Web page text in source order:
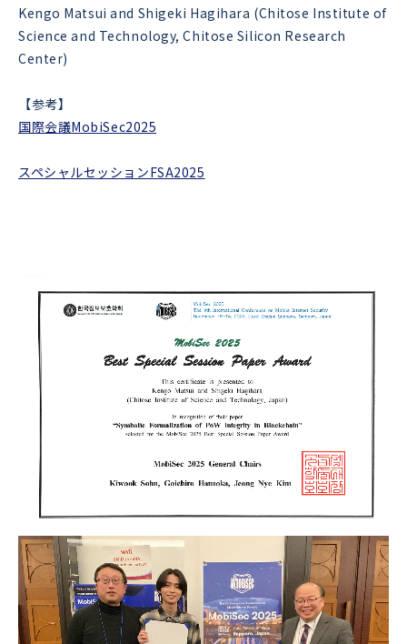
Kengo Matsui and Shigeki Hagihara (Chitose Institute of
Science and Technology, Chitose Silicon Research
Center)
【参考】
国際会議MobiSec2025
スペシャルセッションFSA2025